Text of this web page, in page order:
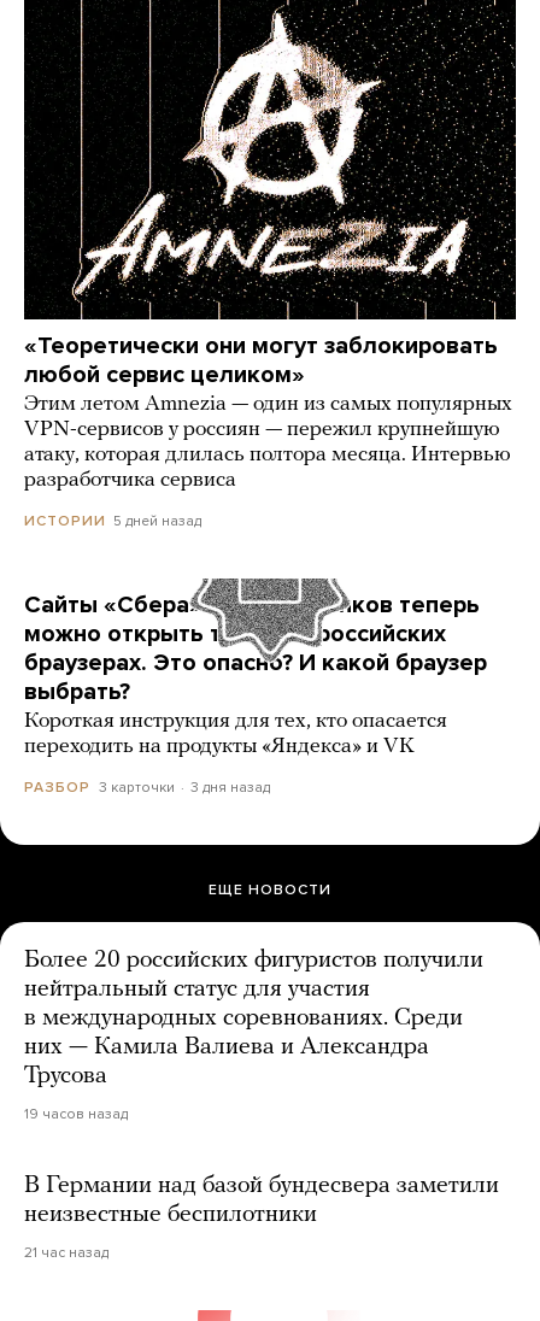
«Теоретически они могут заблокировать
любой сервис целиком»
Этим летом Amnezia — один из самых популярных
VPN-сервисов у россиян — пережил крупнейшую
атаку, которая длилась полтора месяца. Интервью
разработчика сервиса
ИСТОРИИ 5 дней назад
Сайты «Сбера» и других банков теперь
можно открыть только в российских
браузерах. Это опасно? И какой браузер
выбрать?
Короткая инструкция для тех, кто опасается
переходить на продукты «Яндекса» и VK
РАЗБОР 3 карточки 3 дня назад
ЕЩЕ НОВОСТИ
Более 20 российских фигуристов получили
нейтральный статус для участия
в международных соревнованиях. Среди
них — Камила Валиева и Александра
Трусова
19 часов назад
В Германии над базой бундесвера заметили
неизвестные беспилотники
21 час назад